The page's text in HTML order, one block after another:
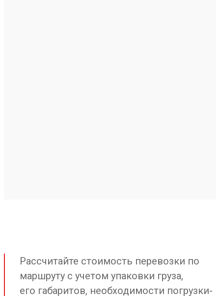
Рассчитайте стоимость перевозки по
маршруту с учетом упаковки груза,
его габаритов, необходимости погрузки-